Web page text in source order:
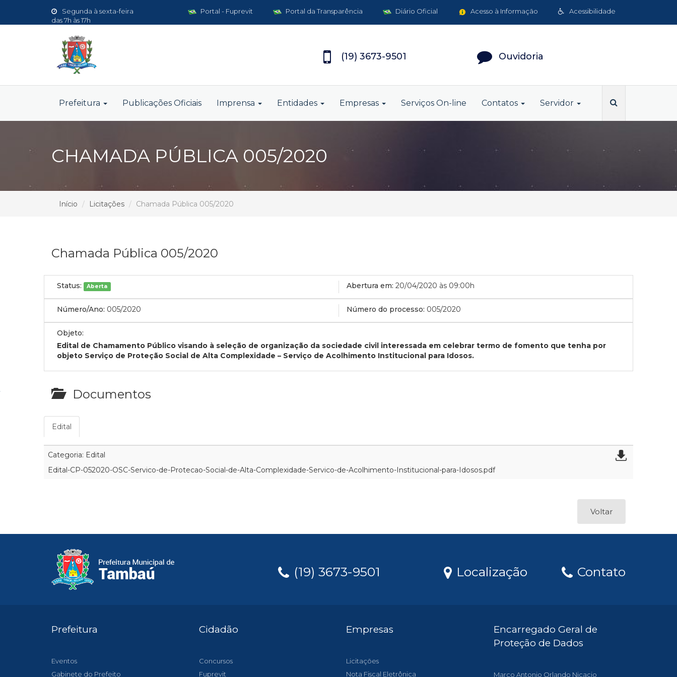
Segunda à sexta-feira
das 7h às 17h
Acessibilidade
Acesso à Informação
Diário Oficial
Portal da Transparência
Portal - Fuprevit
(19) 3673-9501 Ouvidoria
Prefeitura Publicações Oficiais Imprensa Entidades Empresas Serviços On-line Contatos Servidor
CHAMADA PÚBLICA 005/2020
Início Licitações Chamada Pública 005/2020
Chamada Pública 005/2020
Status: Aberta Abertura em: 20/04/2020 às 09:00h
Número/Ano: 005/2020 Número do processo: 005/2020
Objeto:
Edital de Chamamento Público visando à seleção de organização da sociedade civil interessada em celebrar termo de fomento que tenha por
objeto Serviço de Proteção Social de Alta Complexidade – Serviço de Acolhimento Institucional para Idosos.
Documentos
Edital
Categoria: Edital
Edital-CP-052020-OSC-Servico-de-Protecao-Social-de-Alta-Complexidade-Servico-de-Acolhimento-Institucional-para-Idosos.pdf
Voltar
(19) 3673-9501 Localização Contato
Prefeitura
Eventos
Gabinete do Prefeito
Cidadão
Concursos
Fuprevit
Empresas
Licitações
Nota Fiscal Eletrônica
Encarregado Geral de
Proteção de Dados
Marco Antonio Orlando Nicacio